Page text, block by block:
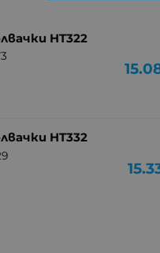
HT322
HT332